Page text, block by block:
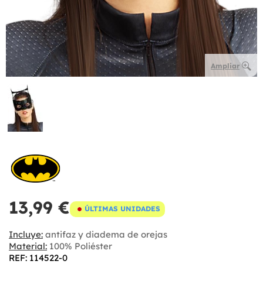
Ampliar
13,99 € ÚLTIMAS UNIDADES
Incluye: antifaz y diadema de orejas
Material: 100% Poliéster
REF: 114522-0